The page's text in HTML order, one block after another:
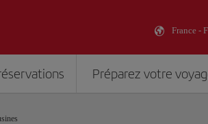
France -
Préparez votre